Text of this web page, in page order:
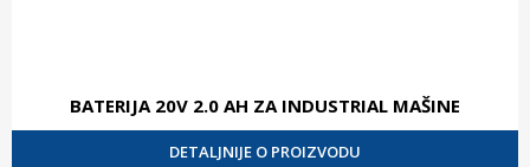
BATERIJA 20V 2.0 AH ZA INDUSTRIAL MAŠINE
DETALJNIJE O PROIZVODU